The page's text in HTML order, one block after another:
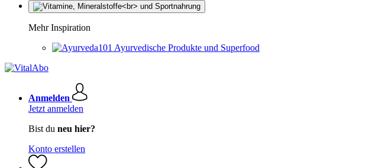
Mehr Inspiration
Ayurvedische Produkte und Superfood
Anmelden
Jetzt anmelden
Bist du neu hier?
Konto erstellen